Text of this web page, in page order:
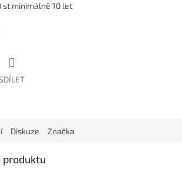
minimálně 10 let
Diskuze Značka
produktu